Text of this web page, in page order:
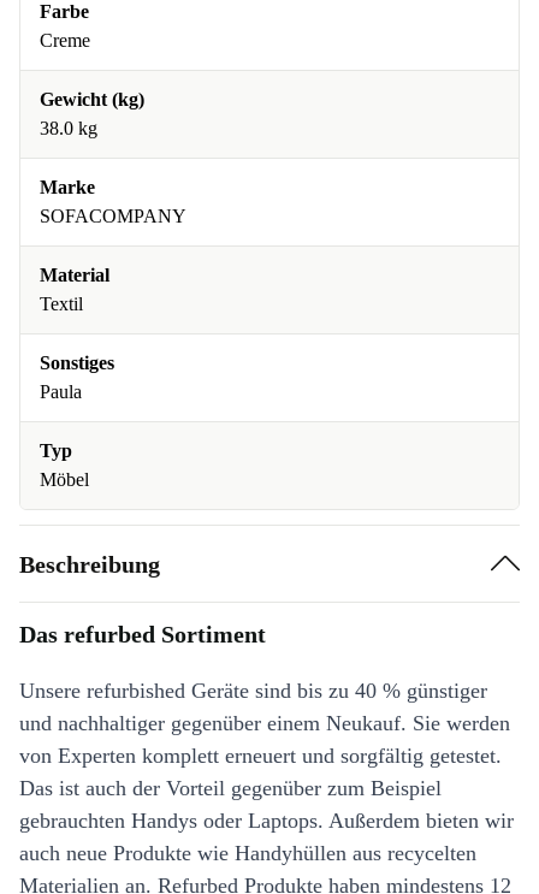
Farbe
Creme
Gewicht (kg)
38.0 kg
Marke
SOFACOMPANY
Material
Textil
Sonstiges
Paula
Typ
Möbel
Beschreibung
Das refurbed Sortiment
Unsere refurbished Geräte sind bis zu 40 % günstiger
und nachhaltiger gegenüber einem Neukauf. Sie werden
von Experten komplett erneuert und sorgfältig getestet.
Das ist auch der Vorteil gegenüber zum Beispiel
gebrauchten Handys oder Laptops. Außerdem bieten wir
auch neue Produkte wie Handyhüllen aus recycelten
Materialien an. Refurbed Produkte haben mindestens 12